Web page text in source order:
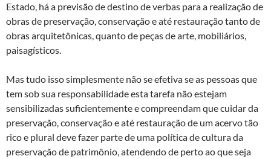
Estado, há a previsão de destino de verbas para a realização de
obras de preservação, conservação e até restauração tanto de
obras arquitetônicas, quanto de peças de arte, mobiliários,
paisagísticos.
Mas tudo isso simplesmente não se efetiva se as pessoas que
tem sob sua responsabilidade esta tarefa não estejam
sensibilizadas suficientemente e compreendam que cuidar da
preservação, conservação e até restauração de um acervo tão
rico e plural deve fazer parte de uma política de cultura da
preservação de patrimônio, atendendo de perto ao que seja